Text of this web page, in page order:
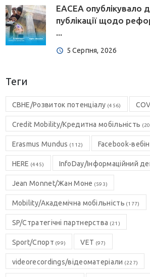
EACEA опублікувало
публікації щодо
...
5 Серпня, 2026
Теги
CBHE/Розвиток потенціалу (456)
Credit Mobility/Кредитна мобільність
Erasmus Mundus (112) Facebook-
HERE (445) InfoDay/Інформаційний
Jean Monnet/Жан Моне (593)
Mobility/Академічна мобільність (177)
SP/Стратегічні партнерства (21)
Sport/Спорт (99) VET (97)
videorecordings/відеоматеріали (227)